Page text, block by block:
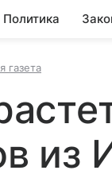
Политика
газета
из